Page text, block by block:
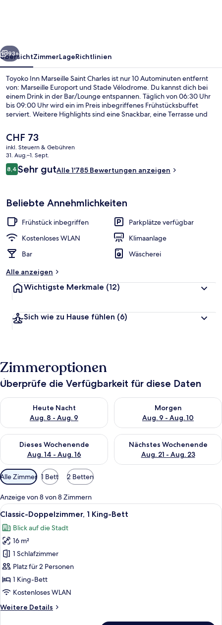
Weiter
93+
ÜbersichtZimmerLageRichtlinien
Toyoko Inn Marseille Saint Charles ist nur 10 Autominuten entfernt
von: Marseille Europort und Stade Vélodrome. Du kannst dich bei
einem Drink in der Bar/Lounge entspannen. Täglich von 06:30 Uhr
bis 09:00 Uhr wird ein im Preis inbegriffenes Frühstücksbuffet
serviert. Weitere Highlights sind eine Snackbar, eine Terrasse und
den öffentlichen Verkehrsmitteln: Zur Metrostation Saint-Charles -
Gare SNCF sind es 6 und zur Metrostation Jules Guesde sind es 8
Gehminuten.
Der
aktuelle
Preis
beträgt
CHF 73.
CHF 73
inkl. Steuern & Gebühren
31. Aug.–1. Sept.
Bewertungen
8,48,4 von 10.
Sehr gutAlle 1'785 Bewertungen anzeigen
Beliebte Annehmlichkeiten
Frühstück inbegriffen
Parkplätze verfügbar
Kostenloses WLAN
Klimaanlage
Bar
Wäscherei
Alle anzeigen
Wichtigste Merkmale (12)
Sich wie zu Hause fühlen (6)
Zimmeroptionen
Überprüfe die Verfügbarkeit für diese Daten
Heute Nacht
Aug. 8 - Aug. 9
Überprüfe die Verfügbarkeit für heute Nacht, Aug. 8 - Aug. 9.
Morgen
Aug. 9 - Aug. 10
Überprüfe die Verfügbarkeit
Dieses Wochenende
Aug. 14 - Aug. 16
Überprüfe die Verfügbarkeit für dieses Wochenende, Aug. 14
Nächstes Wochenende
Aug. 21 - Aug. 23
Überprüfe die Verfügbarkeit
Verfügbare
Filter
für
Zimmer
Alle Zimmer 1 Bett 2 Betten
Anzeige von 8 von 8 Zimmern
Alle
Fotos
für
Classic-
Doppelzimmer,
1 King-
Bett
anzeigen
Ein Hotelzimmer mit Bett,
16
Classic-Doppelzimmer, 1 King-Bett
Blick auf die Stadt
16 m²
1 Schlafzimmer
Platz für 2 Personen
1 King-Bett
Kostenloses WLAN
Weitere Details
Weitere